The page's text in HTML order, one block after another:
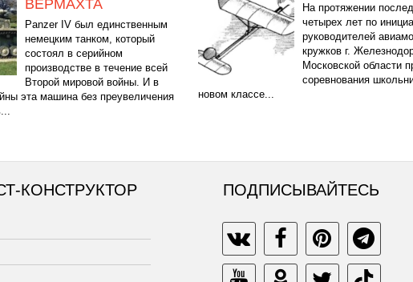
ВЕРМАХТА
Panzer IV был единственным
немецким танком, который
состоял в серийном
производстве в течение всей
Второй мировой войны. И в
эта машина без преувеличения
На протяжении
четырех лет по
руководителей
кружков г.
Московской области
соревнования
новом классе...
КОНСТРУКТОР ПОДПИСЫВАЙТЕСЬ